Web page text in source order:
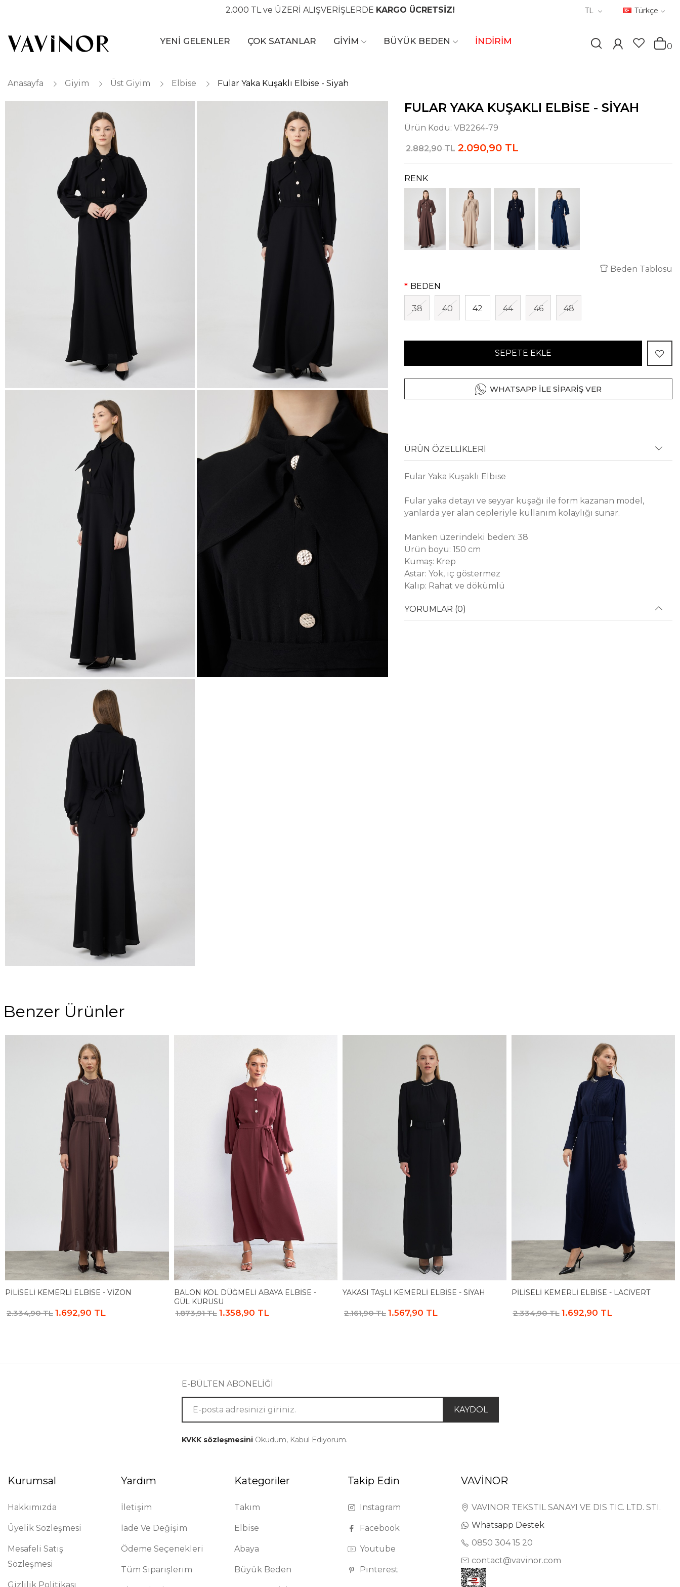
2.000 TL ve ÜZERİ ALIŞVERİŞLERDE KARGO ÜCRETSİZ! TL Türkçe
YENİ GELENLER ÇOK SATANLAR GİYİM BÜYÜK BEDEN İNDİRİM
0
Anasayfa Giyim Üst Giyim Elbise Fular Yaka Kuşaklı Elbise - Siyah
FULAR YAKA KUŞAKLI ELBISE - SIYAH
Ürün Kodu: VB2264-79
2.882,90 TL 2.090,90 TL
RENK
Beden Tablosu
BEDEN
38 40 42 44 46 48
SEPETE EKLE
WHATSAPP İLE SİPARİŞ VER
ÜRÜN ÖZELLİKLERİ
Fular Yaka Kuşaklı Elbise
Fular yaka detayı ve seyyar kuşağı ile form kazanan model,
yanlarda yer alan cepleriyle kullanım kolaylığı sunar.
Manken üzerindeki beden: 38
Ürün boyu: 150 cm
Kumaş: Krep
Astar: Yok, iç göstermez
Kalıp: Rahat ve dökümlü
YORUMLAR (0)
Benzer Ürünler
PILISELI KEMERLI ELBISE - VIZON
2.334,90 TL 1.692,90 TL
BALON KOL DÜĞMELI ABAYA ELBISE -
GÜL KURUSU
1.873,91 TL 1.358,90 TL
YAKASI TAŞLI KEMERLI ELBISE - SIYAH
2.161,90 TL 1.567,90 TL
PILISELI KEMERLI ELBISE - LACIVERT
2.334,90 TL 1.692,90 TL
E-BÜLTEN ABONELİĞİ
KAYDOL
KVKK sözleşmesiniOkudum, Kabul Ediyorum.
Kurumsal
Hakkımızda
Üyelik Sözleşmesi
Mesafeli Satış
Sözleşmesi
Gizlilik Politikası
Yardım
İletişim
İade Ve Değişim
Ödeme Seçenekleri
Tüm Siparişlerim
Kategoriler
Takım
Elbise
Abaya
Büyük Beden
Takip Edin
Instagram
Facebook
Youtube
Pinterest
VAVİNOR
VAVINOR TEKSTIL SANAYI VE DIS TIC. LTD. STI.
Whatsapp Destek
0850 304 15 20
contact@vavinor.com